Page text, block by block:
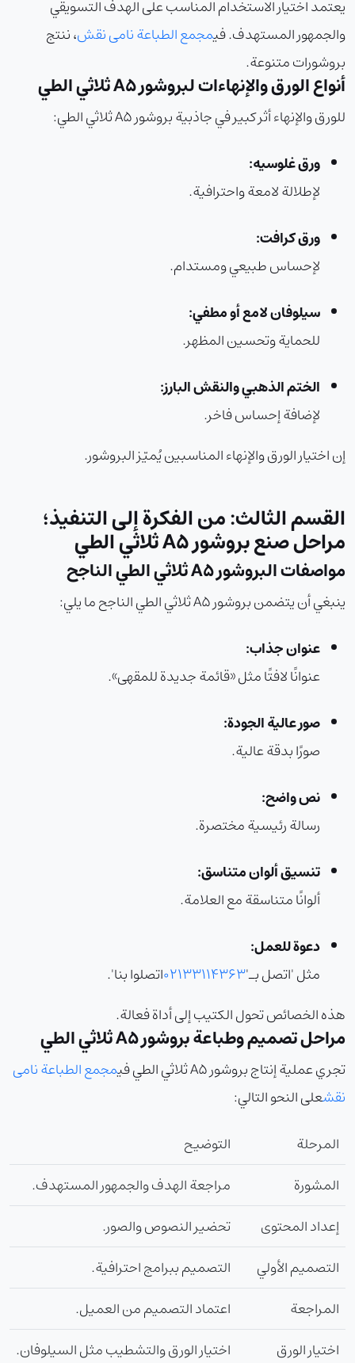
يعتمد اختيار الاستخدام المناسب على الهدف التسويقي
والجمهور المستهدف. فيمجمع الطباعة نامی نقش، ننتج
بروشورات متنوعة.
أنواع الورق والإنهاءات لبروشور A5 ثلاثي الطي
للورق والإنهاء أثر كبير في جاذبية بروشور A5 ثلاثي الطي:
ورق غلوسيه:
لإطلالة لامعة واحترافية.
ورق كرافت:
لإحساس طبيعي ومستدام.
سيلوفان لامع أو مطفي:
للحماية وتحسين المظهر.
الختم الذهبي والنقش البارز:
لإضافة إحساس فاخر.
إن اختيار الورق والإنهاء المناسبين يُميّز البروشور.
القسم الثالث: من الفكرة إلى التنفيذ؛
مراحل صنع بروشور A5 ثلاثي الطي
مواصفات البروشور A5 ثلاثي الطي الناجح
ينبغي أن يتضمن بروشور A5 ثلاثي الطي الناجح ما يلي:
عنوان جذاب:
عنوانًا لافتًا مثل «قائمة جديدة للمقهى».
صور عالية الجودة:
صورًا بدقة عالية.
نص واضح:
رسالة رئيسية مختصرة.
تنسيق ألوان متناسق:
ألوانًا متناسقة مع العلامة.
دعوة للعمل:
مثل 'اتصل بـ'02133114363اتصلوا بنا'.
هذه الخصائص تحول الكتيب إلى أداة فعالة.
مراحل تصميم وطباعة بروشور A5 ثلاثي الطي
تجري عملية إنتاج بروشور A5 ثلاثي الطي في
مجمع الطباعة نامی
نقشعلى النحو التالي:
المرحلة
التوضيح
المشورة
مراجعة الهدف والجمهور المستهدف.
إعداد المحتوى
تحضير النصوص والصور.
التصميم الأولي
التصميم ببرامج احترافية.
المراجعة
اعتماد التصميم من العميل.
اختيار الورق
اختيار الورق والتشطيب مثل السيلوفان.